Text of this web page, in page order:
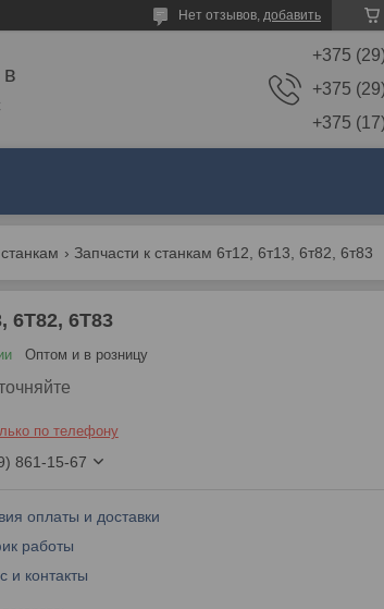
Нет отзывов, добавить
+375
+375
+375
Запчасти к станкам 6т12, 6т13, 6т82, 6т83
6Т82, 6Т83
Оптом и в розницу
по телефону
861-15-67
оплаты и доставки
работы
и контакты